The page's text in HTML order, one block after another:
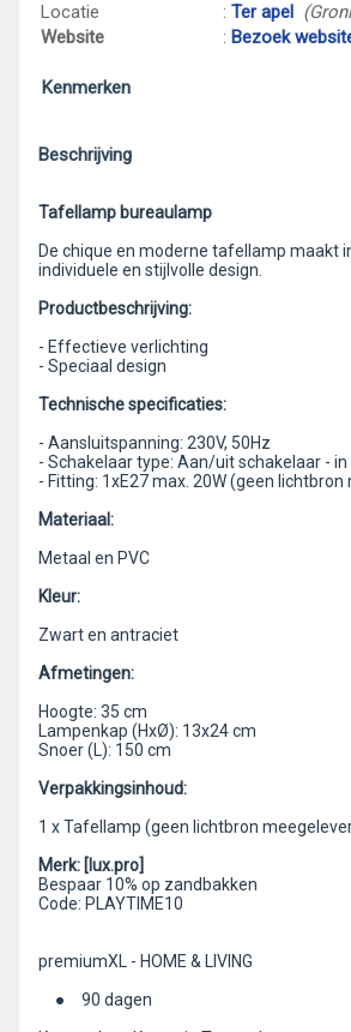
Locatie : Ter apel
Website
: Bezoek
Kenmerken
Beschrijving
Tafellamp bureaulamp
De chique en moderne tafellamp maakt
individuele en stijlvolle design.
Productbeschrijving:
- Effectieve verlichting
- Speciaal design
Technische specificaties:
- Aansluitspanning: 230V, 50Hz
- Schakelaar type: Aan/uit schakelaar -
- Fitting: 1xE27 max. 20W (geen
Materiaal:
Metaal en PVC
Kleur:
Zwart en antraciet
Afmetingen:
Hoogte: 35 cm
Lampenkap (HxØ): 13x24 cm
Snoer (L): 150 cm
Verpakkingsinhoud:
1 x Tafellamp (geen lichtbron
Merk: [lux.pro]
Bespaar 10% op zandbakken
Code: PLAYTIME10
premiumXL - HOME & LIVING
● 90 dagen